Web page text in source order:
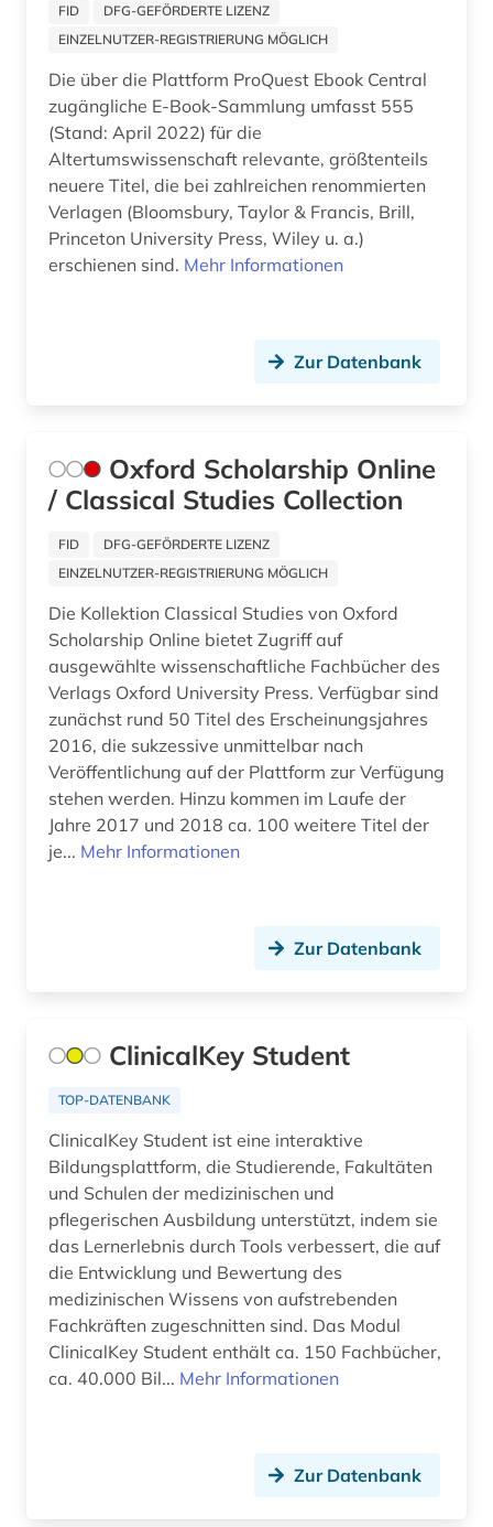
antiquität (1)
antisemitismusforschung (1)
antitrustrecht (1)
antrag (1)
antragsschrift (1)
aphasie (1)
apis (1)
apokryphen (1)
apostolische pönitentiarie (1)
apostolische väter (1)
app (2)
aquakultur (1)
arabien (1)
arabische welt (1)
arabistik (4)
arachnologie (1)
arbeit (8)
arbeiterbewegung (5)
arbeiterin (1)
arbeitnehmerschutz (1)
FID
DFG-GEFÖRDERTE LIZENZ
EINZELNUTZER-REGISTRIERUNG MÖGLICH
Die über die Plattform ProQuest Ebook Central
zugängliche E-Book-Sammlung umfasst 555
(Stand: April 2022) für die
Altertumswissenschaft relevante, größtenteils
neuere Titel, die bei zahlreichen renommierten
Verlagen (Bloomsbury, Taylor & Francis, Brill,
Princeton University Press, Wiley u. a.)
erschienen sind. Mehr Informationen
Zur Datenbank
Oxford Scholarship Online
/ Classical Studies Collection
FID
DFG-GEFÖRDERTE LIZENZ
EINZELNUTZER-REGISTRIERUNG MÖGLICH
Die Kollektion Classical Studies von Oxford
Scholarship Online bietet Zugriff auf
ausgewählte wissenschaftliche Fachbücher des
Verlags Oxford University Press. Verfügbar sind
zunächst rund 50 Titel des Erscheinungsjahres
2016, die sukzessive unmittelbar nach
Veröffentlichung auf der Plattform zur Verfügung
stehen werden. Hinzu kommen im Laufe der
Jahre 2017 und 2018 ca. 100 weitere Titel der
je... Mehr Informationen
Zur Datenbank
ClinicalKey Student
TOP-DATENBANK
ClinicalKey Student ist eine interaktive
Bildungsplattform, die Studierende, Fakultäten
und Schulen der medizinischen und
pflegerischen Ausbildung unterstützt, indem sie
das Lernerlebnis durch Tools verbessert, die auf
die Entwicklung und Bewertung des
medizinischen Wissens von aufstrebenden
Fachkräften zugeschnitten sind. Das Modul
ClinicalKey Student enthält ca. 150 Fachbücher,
ca. 40.000 Bil... Mehr Informationen
Zur Datenbank